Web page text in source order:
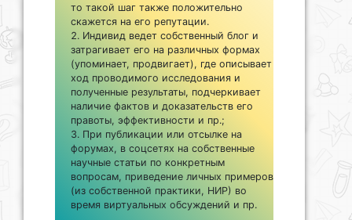
то такой шаг также положительно
скажется на его репутации.
Индивид ведет собственный блог и
затрагивает его на различных формах
(упоминает, продвигает), где описывает
ход проводимого исследования и
полученные результаты, подчеркивает
наличие фактов и доказательств его
правоты, эффективности и пр.;
При публикации или отсылке на
форумах, в соцсетях на собственные
научные статьи по конкретным
вопросам, приведение личных примеров
(из собственной практики, НИР) во
время виртуальных обсуждений и пр.